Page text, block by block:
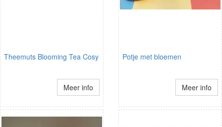
Theemuts Blooming Tea Cosy
Meer info
Potje met bloemen
Meer info